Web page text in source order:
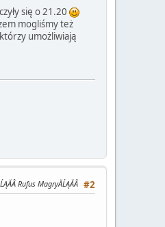
się o 21.20
mogliśmy też
umożliwiają
#2
Rufus MagryĂĹĄĂÂ